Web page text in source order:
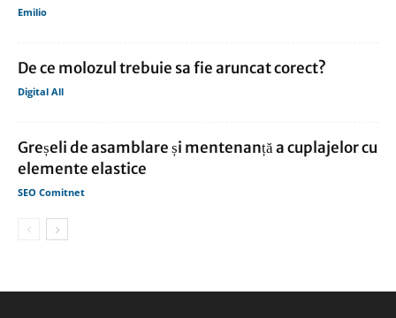
Emilio
De ce molozul trebuie sa fie aruncat corect?
Digital All
Greșeli de asamblare și mentenanță a cuplajelor cu
elemente elastice
SEO Comitnet